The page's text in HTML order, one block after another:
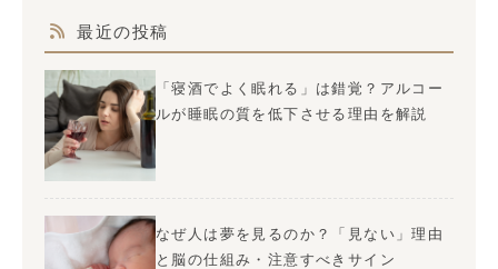
最近の投稿
「寝酒でよく眠れる」は錯覚？アルコー
ルが睡眠の質を低下させる理由を解説
なぜ人は夢を見るのか？「見ない」理由
と脳の仕組み・注意すべきサイン